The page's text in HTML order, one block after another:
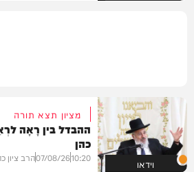
וידאו
מציון תצא תורה
ההבדל בין רָאָה
כהן
10:20
07/08/26הרב ציון